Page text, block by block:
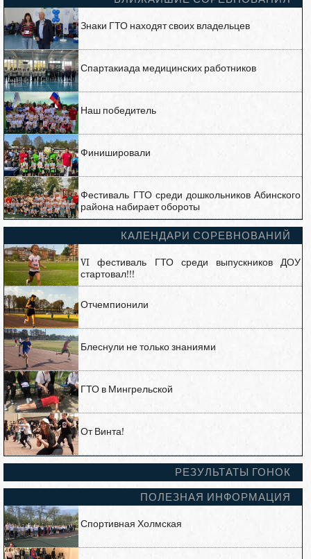
Знаки ГТО находят своих владельцев
Спартакиада медицинских работников
Наш победитель
Финишировали
Фестиваль ГТО среди дошкольников Абинского
района набирает обороты
КАЛЕНДАРИ СОРЕВНОВАНИЙ
VI фестиваль ГТО среди выпускников ДОУ
стартовал!!!
Отчемпионили
Блеснули не только знаниями
ГТО в Мингрельской
От Винта!
РЕЗУЛЬТАТЫ ГОНОК
ПОЛЕЗНАЯ ИНФОРМАЦИЯ
Спортивная Холмская